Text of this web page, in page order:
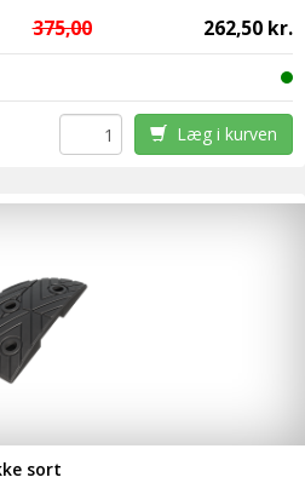
375,00 262,50 kr.
Læg i kurven
sort